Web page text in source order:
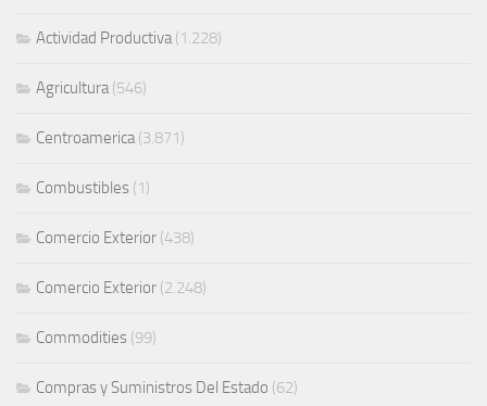
Actividad Productiva(1.228)
Agricultura(546)
Centroamerica(3.871)
Combustibles (1)
Comercio Exterior (438)
Comercio Exterior (2.248)
Commodities (99)
Compras y Suministros Del Estado (62)